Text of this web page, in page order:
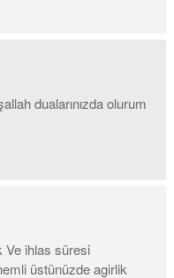
dualarınızda olurum
Ve ihlas süresi
üstünüzde agirlik